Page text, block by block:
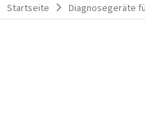
Startseite Diagnosegeräte